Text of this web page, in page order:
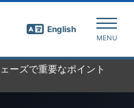
English
ーズで重要なポイント